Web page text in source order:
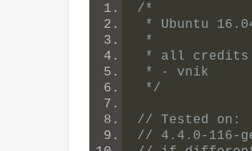
/*
* Ubuntu
*
* all credits
* - vnik
*/
// Tested on:
// 4.4.0-116-